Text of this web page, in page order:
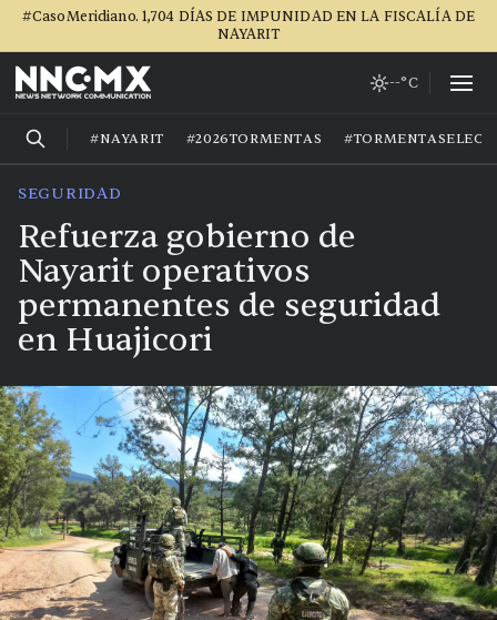
#CasoMeridiano. 1,704 DÍAS DE IMPUNIDAD EN LA FISCALÍA DE
NAYARIT
--°C
#NAYARIT #2026TORMENTAS
SEGURIDAD
Refuerza gobierno de
Nayarit operativos
permanentes de seguridad
en Huajicori